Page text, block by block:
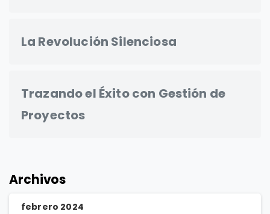
La Revolución Silenciosa
Trazando el Éxito con Gestión de
Proyectos
Archivos
febrero 2024